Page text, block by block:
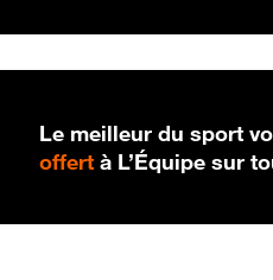
Le meilleur du sport
offert à L’Équipe sur